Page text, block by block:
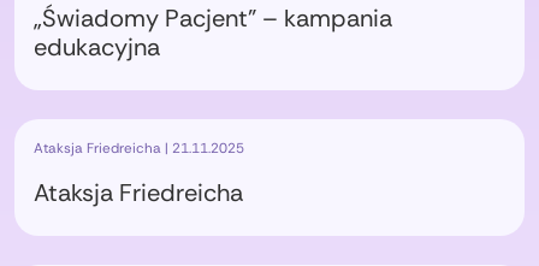
„Świadomy Pacjent” – kampania
edukacyjna
Ataksja Friedreicha | 21.11.2025
Ataksja Friedreicha